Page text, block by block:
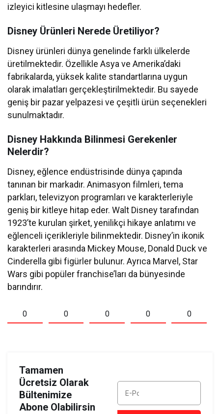
izleyici kitlesine ulaşmayı hedefler.
Disney Ürünleri Nerede Üretiliyor?
Disney ürünleri dünya genelinde farklı ülkelerde
üretilmektedir. Özellikle Asya ve Amerika’daki
fabrikalarda, yüksek kalite standartlarına uygun
olarak imalatları gerçekleştirilmektedir. Bu sayede
geniş bir pazar yelpazesi ve çeşitli ürün seçenekleri
sunulmaktadır.
Disney Hakkında Bilinmesi Gerekenler
Nelerdir?
Disney, eğlence endüstrisinde dünya çapında
tanınan bir markadır. Animasyon filmleri, tema
parkları, televizyon programları ve karakterleriyle
geniş bir kitleye hitap eder. Walt Disney tarafından
1923’te kurulan şirket, yenilikçi hikaye anlatımı ve
eğlenceli içerikleriyle bilinmektedir. Disney’in ikonik
karakterleri arasında Mickey Mouse, Donald Duck ve
Cinderella gibi figürler bulunur. Ayrıca Marvel, Star
Wars gibi popüler franchise’ları da bünyesinde
barındırır.
0 0 0 0 0
Tamamen
Ücretsiz Olarak
Bültenimize
Abone Olabilirsin